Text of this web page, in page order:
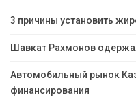
3 причины установить
Шавкат Рахмонов
Автомобильный рынок
финансирования